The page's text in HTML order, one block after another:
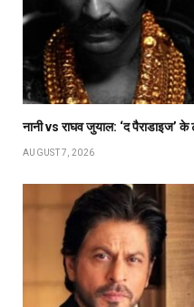
नानी vs राघव जुयाल: ‘द
AUGUST 7, 2026